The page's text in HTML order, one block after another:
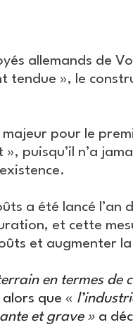
allemands de
tendue », le
majeur pour le
puisqu’il n’a
a été lancé l’an
et cette
et augmenter
en termes
que «
et grave »a